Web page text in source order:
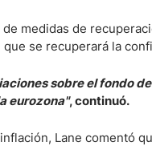
medidas de
se recuperará la
sobre el fondo
eurozona", continuó.
Lane comentó